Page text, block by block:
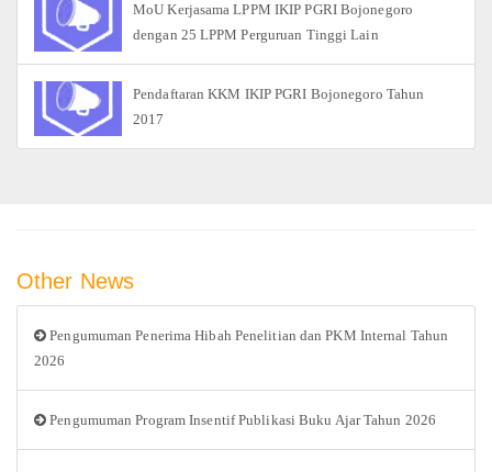
MoU Kerjasama LPPM IKIP PGRI Bojonegoro
dengan 25 LPPM Perguruan Tinggi Lain
Pendaftaran KKM IKIP PGRI Bojonegoro Tahun
2017
Other News
Pengumuman Penerima Hibah Penelitian dan PKM Internal Tahun
2026
Pengumuman Program Insentif Publikasi Buku Ajar Tahun 2026